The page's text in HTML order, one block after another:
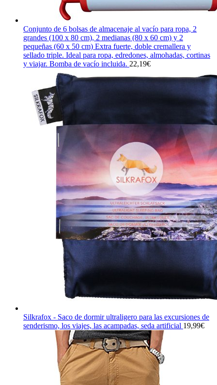
Conjunto de 6 bolsas de almacenaje al vacío para ropa, 2
grandes (100 x 80 cm), 2 medianas (80 x 60 cm) y 2
pequeñas (60 x 50 cm) Extra fuerte, doble cremallera y
sellado triple. Ideal para ropa, edredones, almohadas, cortinas
y viajar. Bomba de vacío incluida. 22,19€
Silkrafox - Saco de dormir ultraligero para las excursiones de
senderismo, los viajes, las acampadas, seda artificial 19,99€